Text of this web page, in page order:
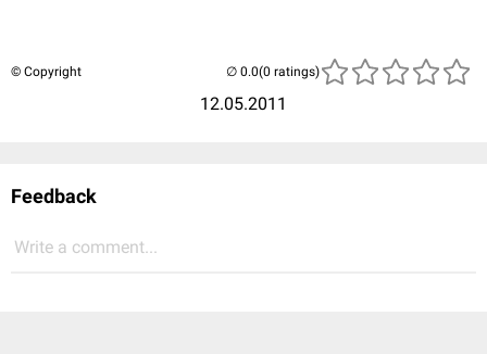
© Copyright
12.05.2011
(0 ratings)
Feedback
Write a comment...